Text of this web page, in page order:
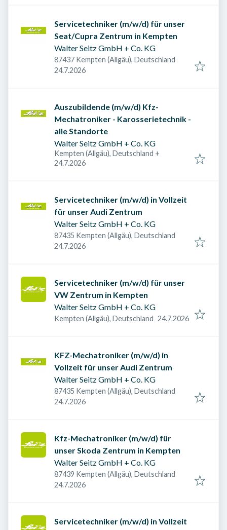
Servicetechniker (m/w/d) für unser
Seat/Cupra Zentrum in Kempten
Walter Seitz GmbH + Co. KG
87437 Kempten (Allgäu), Deutschland
Veröffentlicht am
24.7.2026
Auszubildende (m/w/d) Kfz-
Mechatroniker - Karosserietechnik -
alle Standorte
Walter Seitz GmbH + Co. KG
Kempten (Allgäu), Deutschland +
Veröffentlicht am
24.7.2026
Servicetechniker (m/w/d) in Vollzeit
für unser Audi Zentrum
Walter Seitz GmbH + Co. KG
87435 Kempten (Allgäu), Deutschland
Veröffentlicht am
24.7.2026
Servicetechniker (m/w/d) für unser
VW Zentrum in Kempten
Walter Seitz GmbH + Co. KG
Kempten (Allgäu), Deutschland Veröffentlicht am
24.7.2026
KFZ-Mechatroniker (m/w/d) in
Vollzeit für unser Audi Zentrum
Walter Seitz GmbH + Co. KG
87435 Kempten (Allgäu), Deutschland
Veröffentlicht am
24.7.2026
Kfz-Mechatroniker (m/w/d) für
unser Skoda Zentrum in Kempten
Walter Seitz GmbH + Co. KG
87439 Kempten (Allgäu), Deutschland
Veröffentlicht am
24.7.2026
Servicetechniker (m/w/d) in Vollzeit